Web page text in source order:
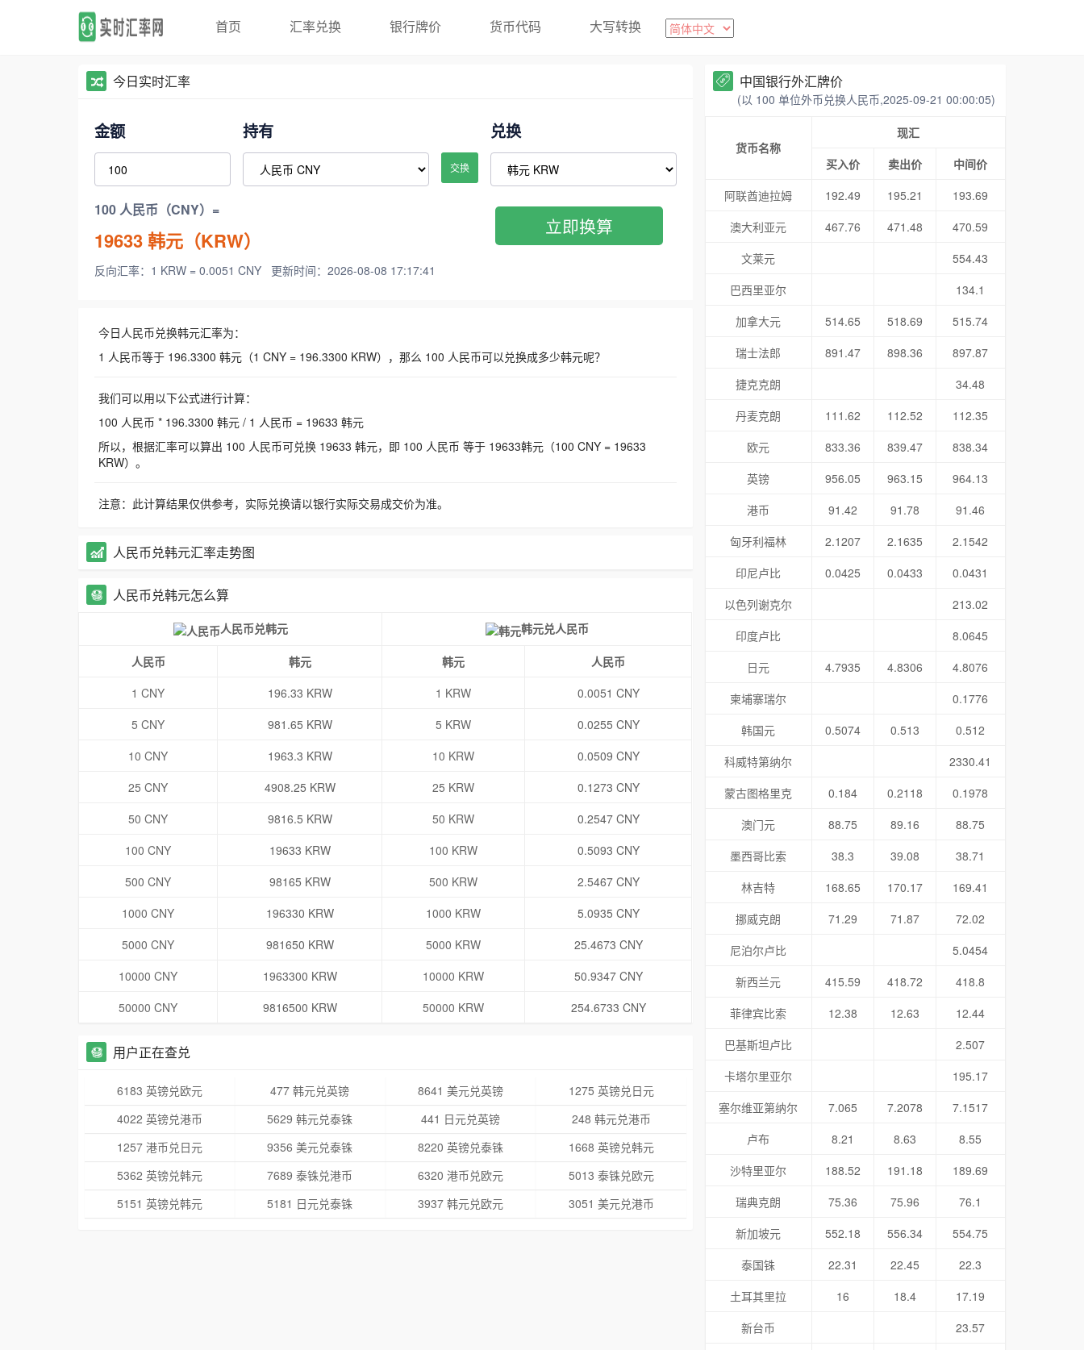
首页 汇率兑换 银行牌价 货币代码 大写转换
今日实时汇率
金额 持有
交换
兑换
100 人民币（CNY）=
19633韩元（KRW）
反向汇率：1 KRW = 0.0051 CNY 更新时间：2026-08-08 17:17:41
立即换算
今日人民币兑换韩元汇率为：
1 人民币等于 196.3300 韩元（1 CNY = 196.3300 KRW），那么 100 人民币可以兑换成多少韩元呢？
我们可以用以下公式进行计算：
100 人民币 * 196.3300 韩元 / 1 人民币 = 19633 韩元
所以，根据汇率可以算出 100 人民币可兑换 19633 韩元，即 100 人民币 等于 19633韩元（100 CNY = 19633
KRW）。
注意：此计算结果仅供参考，实际兑换请以银行实际交易成交价为准。
人民币兑韩元汇率走势图
人民币兑韩元怎么算
人民币兑韩元 韩元兑人民币
人民币 韩元 韩元
人民币
1 CNY
196.33 KRW 1 KRW
0.0051 CNY
5 CNY
981.65 KRW 5 KRW
0.0255 CNY
10 CNY
1963.3 KRW 10 KRW
0.0509 CNY
25 CNY
4908.25 KRW 25 KRW
0.1273 CNY
50 CNY
9816.5 KRW 50 KRW
0.2547 CNY
100 CNY
19633 KRW 100 KRW
0.5093 CNY
500 CNY
98165 KRW 500 KRW
2.5467 CNY
1000 CNY
196330 KRW 1000 KRW
5.0935 CNY
5000 CNY
981650 KRW 5000 KRW
25.4673 CNY
10000 CNY
1963300 KRW 10000 KRW
50.9347 CNY
50000 CNY
9816500 KRW 50000 KRW 254.6733 CNY
用户正在查兑
6183 英镑兑欧元 477 韩元兑英镑 8641 美元兑英镑
1275 英镑兑日元
4022 英镑兑港币
5629 韩元兑泰铢 441 日元兑英镑
248 韩元兑港币
1257 港币兑日元
9356 美元兑泰铢 8220 英镑兑泰铢
1668 英镑兑韩元
5362 英镑兑韩元
7689 泰铢兑港币 6320 港币兑欧元
5013 泰铢兑欧元
5151 英镑兑韩元
5181 日元兑泰铢 3937 韩元兑欧元 3051 美元兑港币
中国银行外汇牌价
(以 100 单位外币兑换人民币,2025-09-21 00:00:05)
货币名称
现汇
买入价
卖出价
中间价
阿联酋迪拉姆
192.49 195.21
193.69
澳大利亚元
467.76 471.48
470.59
文莱元
554.43
巴西里亚尔
134.1
加拿大元
514.65 518.69
515.74
瑞士法郎
891.47 898.36
897.87
捷克克朗
34.48
丹麦克朗
111.62 112.52
112.35
欧元
833.36 839.47
838.34
英镑
956.05 963.15
964.13
港币
91.42 91.78
91.46
匈牙利福林
2.1207 2.1635
2.1542
印尼卢比
0.0425 0.0433
0.0431
以色列谢克尔
213.02
印度卢比
8.0645
日元
4.7935 4.8306
4.8076
柬埔寨瑞尔
0.1776
韩国元
0.5074 0.513
0.512
科威特第纳尔
2330.41
蒙古图格里克
0.184 0.2118
0.1978
澳门元
88.75 89.16
88.75
墨西哥比索
38.3 39.08
38.71
林吉特
168.65 170.17
169.41
挪威克朗
71.29 71.87
72.02
尼泊尔卢比
5.0454
新西兰元
415.59 418.72
418.8
菲律宾比索
12.38 12.63
12.44
巴基斯坦卢比
2.507
卡塔尔里亚尔
195.17
塞尔维亚第纳尔
7.065 7.2078
7.1517
卢布
8.21 8.63
8.55
沙特里亚尔
188.52 191.18
189.69
瑞典克朗
75.36 75.96
76.1
新加坡元
552.18 556.34
554.75
泰国铢
22.31 22.45
22.3
土耳其里拉
16 18.4
17.19
新台币
23.57